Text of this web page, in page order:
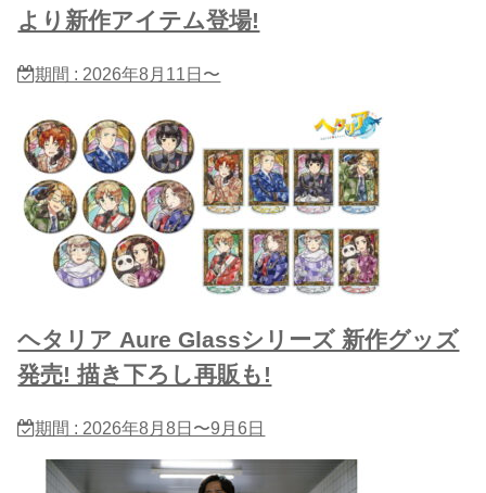
より新作アイテム登場!
期間 : 2026年8月11日〜
ヘタリア Aure Glassシリーズ 新作グッズ
発売! 描き下ろし再販も!
期間 : 2026年8月8日〜9月6日